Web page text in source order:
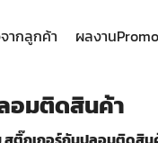
ากลูกค้า ผลงาน
อมติดสินค้า